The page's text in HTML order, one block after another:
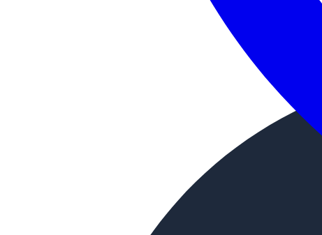
Расширение области эксплуатации листового
судостроительной и нержавеющих видов стали.
Металлопрокат в листах выпускается только с
обработки изделия полностью зависит от способа
повышенная отделка, а изделия, изготовленные